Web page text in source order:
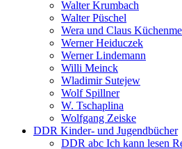
Walter Krumbach
Walter Püschel
Wera und Claus
Werner Heiduczek
Werner Lindemann
Willi Meinck
Wladimir Sutejew
Wolf Spillner
W. Tschaplina
Wolfgang Zeiske
DDR Kinder- und Jugendbücher
DDR abc Ich kann lesen